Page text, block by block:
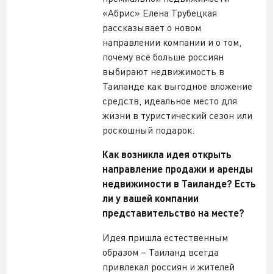
«Абрис» Елена Трубецкая
рассказывает о новом
направлении компании и о том,
почему всё больше россиян
выбирают недвижимость в
Таиланде как выгодное вложение
средств, идеальное место для
жизни в туристический сезон или
роскошный подарок.
Как возникла идея открыть
направление продажи и аренды
недвижимости в Таиланде? Есть
ли у вашей компании
представительство на месте?
Идея пришла естественным
образом – Таиланд всегда
привлекал россиян и жителей